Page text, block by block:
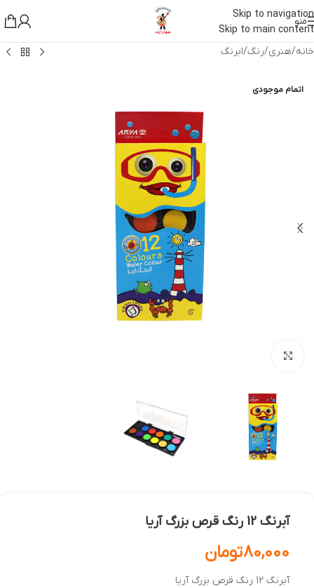
Skip to navigation
Skip to main content
منو
خانه/هنری/رنگ/ابرنگ
اتمام موجودی
آبرنگ 12 رنگ قرص بزرگ آريا
80,000تومان
آبرنگ 12 رنگ قرص بزرگ آريا